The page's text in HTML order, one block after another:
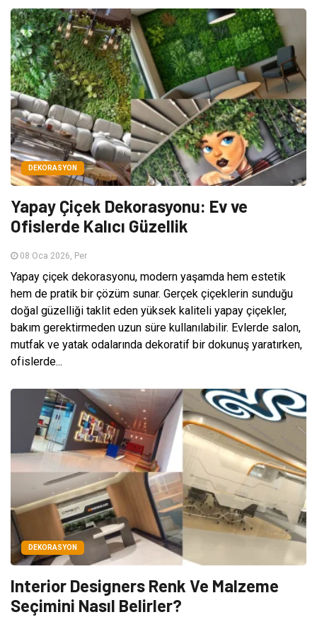
DEKORASYON
Yapay Çiçek Dekorasyonu: Ev ve
Ofislerde Kalıcı Güzellik
08 Oca 2026, Per
Yapay çiçek dekorasyonu, modern yaşamda hem estetik
hem de pratik bir çözüm sunar. Gerçek çiçeklerin sunduğu
doğal güzelliği taklit eden yüksek kaliteli yapay çiçekler,
bakım gerektirmeden uzun süre kullanılabilir. Evlerde salon,
mutfak ve yatak odalarında dekoratif bir dokunuş yaratırken,
ofislerde...
DEKORASYON
Interior Designers Renk Ve Malzeme
Seçimini Nasıl Belirler?